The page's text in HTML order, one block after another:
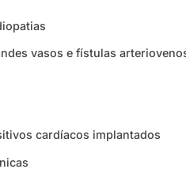
vasos e fístulas
cardíacos implantados